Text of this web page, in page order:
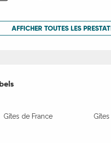
AFFICHER TOUTES LES
de
Gîtes de France